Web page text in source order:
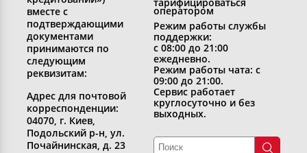
вместе с
подтверждающими
документами
принимаются по
следующим
реквизитам:
Адрес для почтовой
корреспонденции:
04070, г. Киев,
Подольский р-н, ул.
Почайнинская, д. 23
оператором
Режим работы службы
поддержки:
с 08:00 до 21:00
ежедневно.
Режим работы чата: с
09:00 до 21:00.
Сервис работает
круглосуточно и без
выходных.